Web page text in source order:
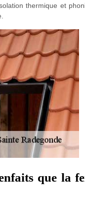
thermique et
que la